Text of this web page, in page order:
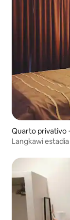
Quarto privativo
Langkawi